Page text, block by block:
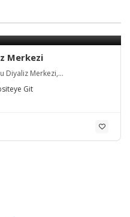
Merkezi
Diyaliz Merkezi,
Git